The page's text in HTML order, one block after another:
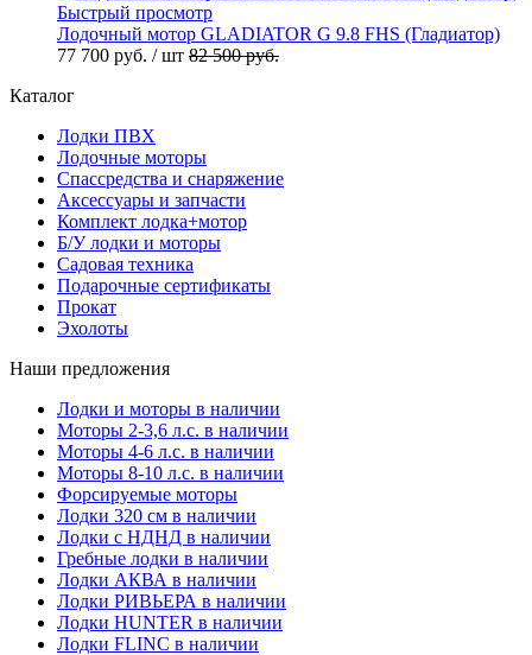
Быстрый просмотр
Лодочный мотор GLADIATOR G 9.8 FHS (Гладиатор)
77 700 руб. / шт 82 500 руб.
Каталог
Лодки ПВХ
Лодочные моторы
Спассредства и снаряжение
Аксессуары и запчасти
Комплект лодка+мотор
Б/У лодки и моторы
Садовая техника
Подарочные сертификаты
Прокат
Эхолоты
Наши предложения
Лодки и моторы в наличии
Моторы 2-3,6 л.с. в наличии
Моторы 4-6 л.с. в наличии
Моторы 8-10 л.с. в наличии
Форсируемые моторы
Лодки 320 см в наличии
Лодки с НДНД в наличии
Гребные лодки в наличии
Лодки АКВА в наличии
Лодки РИВЬЕРА в наличии
Лодки HUNTER в наличии
Лодки FLINC в наличии